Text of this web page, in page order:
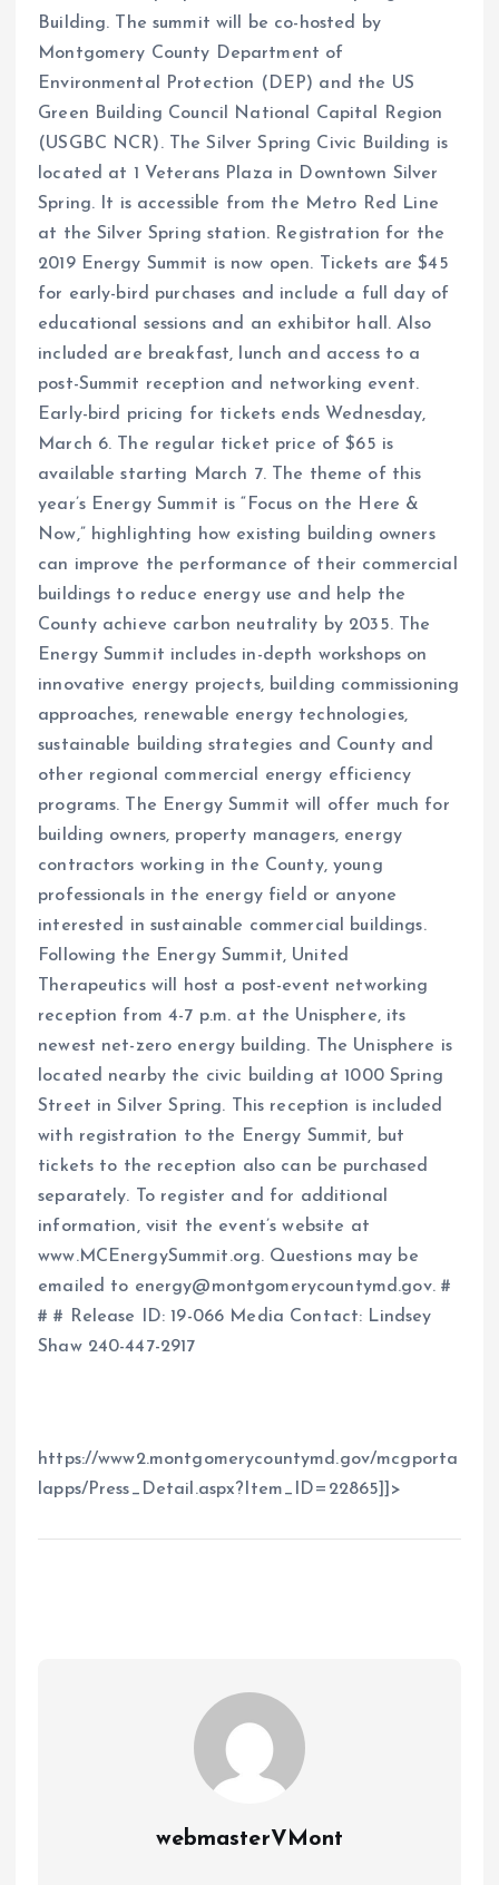
Building. The summit will be co-hosted by
Montgomery County Department of
Environmental Protection (DEP) and the US
Green Building Council National Capital Region
(USGBC NCR). The Silver Spring Civic Building is
located at 1 Veterans Plaza in Downtown Silver
Spring. It is accessible from the Metro Red Line
at the Silver Spring station. Registration for the
2019 Energy Summit is now open. Tickets are $45
for early-bird purchases and include a full day of
educational sessions and an exhibitor hall. Also
included are breakfast, lunch and access to a
post-Summit reception and networking event.
Early-bird pricing for tickets ends Wednesday,
March 6. The regular ticket price of $65 is
available starting March 7. The theme of this
year’s Energy Summit is “Focus on the Here &
Now,” highlighting how existing building owners
can improve the performance of their commercial
buildings to reduce energy use and help the
County achieve carbon neutrality by 2035. The
Energy Summit includes in-depth workshops on
innovative energy projects, building commissioning
approaches, renewable energy technologies,
sustainable building strategies and County and
other regional commercial energy efficiency
programs. The Energy Summit will offer much for
building owners, property managers, energy
contractors working in the County, young
professionals in the energy field or anyone
interested in sustainable commercial buildings.
Following the Energy Summit, United
Therapeutics will host a post-event networking
reception from 4-7 p.m. at the Unisphere, its
newest net-zero energy building. The Unisphere is
located nearby the civic building at 1000 Spring
Street in Silver Spring. This reception is included
with registration to the Energy Summit, but
tickets to the reception also can be purchased
separately. To register and for additional
information, visit the event’s website at
www.MCEnergySummit.org. Questions may be
emailed to energy@montgomerycountymd.gov. #
# # Release ID: 19-066 Media Contact: Lindsey
Shaw 240-447-2917
https://www2.montgomerycountymd.gov/mcgporta
lapps/Press_Detail.aspx?Item_ID=22865]]>
webmasterVMont